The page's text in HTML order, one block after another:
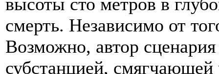
смерть. Независимо от
Возможно, автор
субстанцией, смягчающей